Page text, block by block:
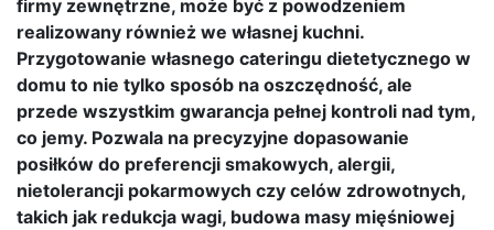
firmy zewnętrzne, może być z powodzeniem
realizowany również we własnej kuchni.
Przygotowanie własnego cateringu dietetycznego w
domu to nie tylko sposób na oszczędność, ale
przede wszystkim gwarancja pełnej kontroli nad tym,
co jemy. Pozwala na precyzyjne dopasowanie
posiłków do preferencji smakowych, alergii,
nietolerancji pokarmowych czy celów zdrowotnych,
takich jak redukcja wagi, budowa masy mięśniowej